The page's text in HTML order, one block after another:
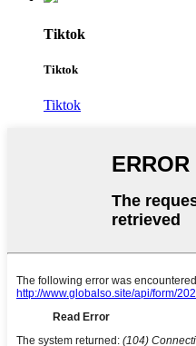
Tiktok
Tiktok
Tiktok